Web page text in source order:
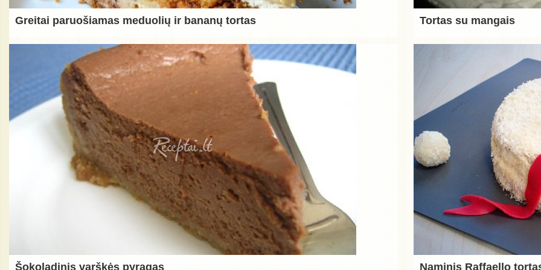
Greitai paruošiamas meduolių ir bananų tortas Tortas su mangais
Šokoladinis varškės pyragas Naminis Raffaello